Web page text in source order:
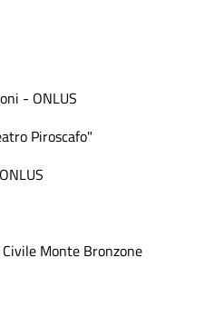
- ONLUS
Piroscafo"
Monte Bronzone